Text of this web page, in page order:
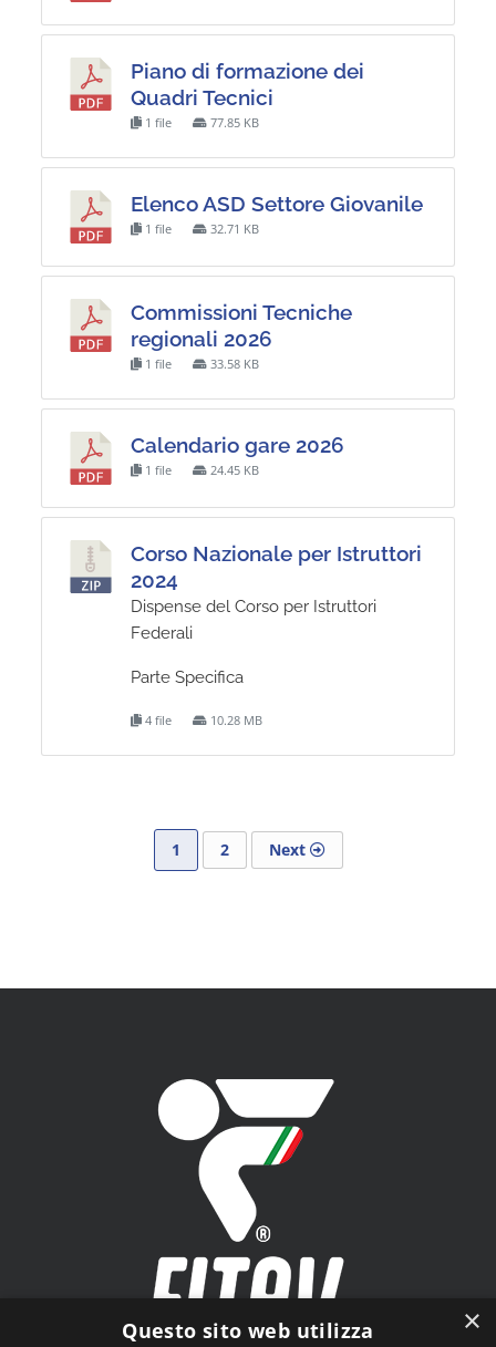
Piano di formazione dei
Quadri Tecnici
1 file 77.85 KB
Elenco ASD Settore Giovanile
1 file 32.71 KB
Commissioni Tecniche
regionali 2026
1 file 33.58 KB
Calendario gare 2026
1 file 24.45 KB
Corso Nazionale per Istruttori
2024
Dispense del Corso per Istruttori
Federali
Parte Specifica
4 file 10.28 MB
1 2 Next
×
Questo sito web utilizza